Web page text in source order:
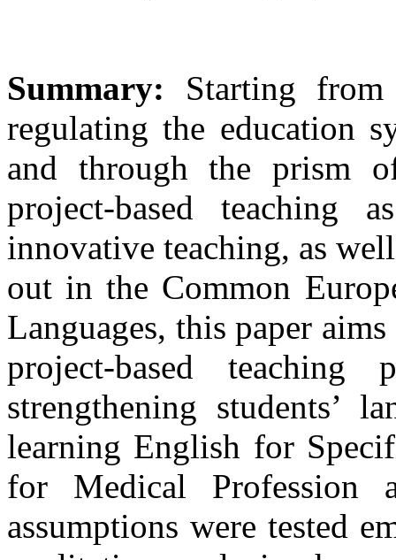
Summary: Starting
regulating the education
and through the prism
project-based teaching
innovative teaching, as
out in the Common
Languages, this paper
project-based
strengthening students’
learning English for
for Medical Profession
assumptions were tested